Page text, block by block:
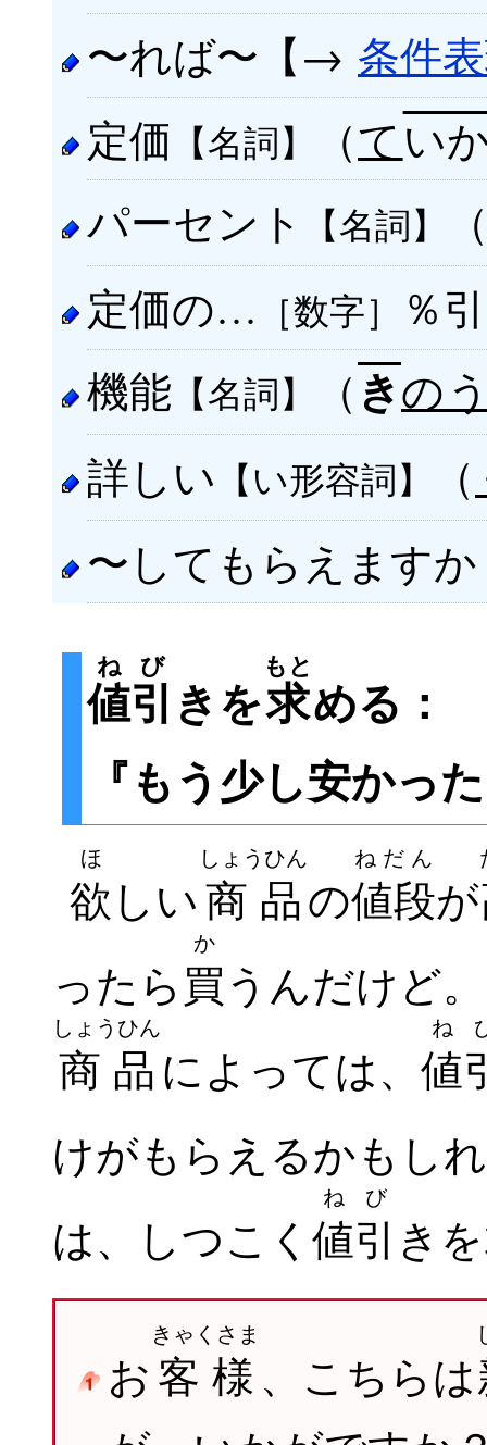
〜れば〜【→ 条件
定価 【名詞】 （てい
パーセント
【名詞】
定価の… ［数字］
％
機能 【名詞】 （ きの
詳しい 【い形容詞】 （
〜してもらえます
値引
ねび
きを求
もと
める：
『もう少し安かっ
欲
ほ
しい商品
しょうひん
の値段
ねだん
が
ったら 買
か
うんだけど
商品
しょうひん
によっては、 値
ね
けがもらえるかもし
は、しつこく 値引
ねび
きを
お客様
きゃくさま
、こちらは